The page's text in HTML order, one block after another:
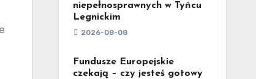
niepełnosprawnych w Tyńcu
Legnickim
2026-08-08
Fundusze Europejskie
czekają – czy jesteś gotowy